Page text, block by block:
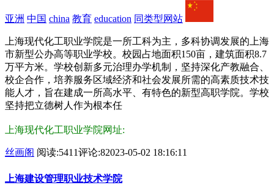
亚洲 中国 china 教育 education 同类型网站
上海现代化工职业学院是一所工科为主，多科协调发展的上海
市新型公办高等职业学校。校园占地面积150亩，建筑面积8.7
万平方米。学校创新多元治理办学机制，坚持深化产教融合、
校企合作，培养服务区域经济和社会发展所需的高素质技术技
能人才，旨在建成一所高水平、有特色的新型高职学院。学校
坚持把立德树人作为根本任
上海现代化工职业学院网址:
丝画阁 阅读:5411评论:82023-05-02 18:16:11
上海建设管理职业技术学院